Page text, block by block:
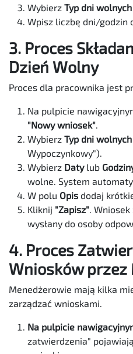
Wybierz Typ dni wolnych
Wpisz liczbę dni/godzin
3. Proces
Dzień Wolny
Proces dla pracownika jest
Na pulpicie
"Nowy wniosek".
Wybierz Typ dni wolnych
Wypoczynkowy").
Wybierz Datylub
wolne. System
W polu Opis dodaj
Kliknij "Zapisz".
wysłany do osoby
4. Proces
Wniosków przez
Menedżerowie mają kilka
zarządzać wnioskami.
Na pulpicie
zatwierdzenia"